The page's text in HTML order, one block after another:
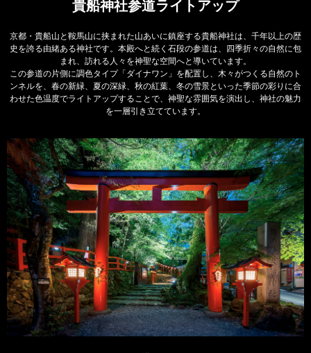
貴船神社参道ライトアップ
京都・貴船山と鞍馬山に挟まれた山あいに鎮座する貴船神社は、千年以上の歴
史を誇る由緒ある神社です。本殿へと続く石段の参道は、四季折々の自然に包
まれ、訪れる人々を神聖な空間へと導いています。
この参道の片側に調色タイプ「ダイナワン」を配置し、木々がつくる自然のト
ンネルを、春の新緑、夏の深緑、秋の紅葉、冬の雪景といった季節の彩りに合
わせた色温度でライトアップすることで、神聖な雰囲気を演出し、神社の魅力
を一層引き立てています。